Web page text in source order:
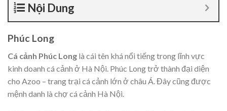
Nội Dung
Phúc Long
Cá cảnh Phúc Long là cái tên khá nổi tiếng trong lĩnh vực
kinh doanh cá cảnh ở Hà Nội. Phúc Long trở thành đại diện
cho Azoo – trang trại cá cảnh lớn ở châu Á. Đây cũng được
mệnh danh là chợ cá cảnh Hà Nội.